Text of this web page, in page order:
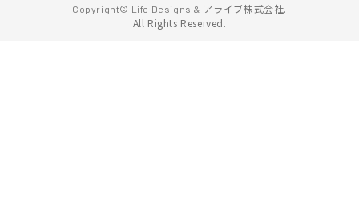
Copyright© Life Designs & アライブ株式会社.
All Rights Reserved.